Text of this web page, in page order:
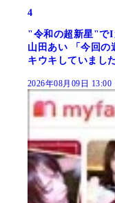
4
"令和の超新星"でI
山田あい 「今回の
キウキしていました
2026年08月09日 13:00